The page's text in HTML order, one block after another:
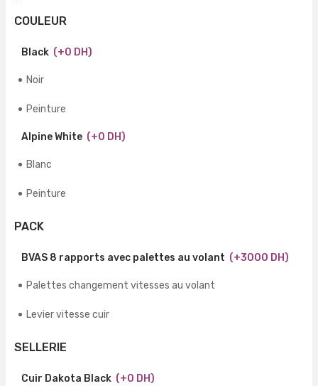
COULEUR
Black (+0 DH)
Noir
Peinture
Alpine White (+0 DH)
Blanc
Peinture
PACK
BVAS 8 rapports avec palettes au volant (+3000 DH)
Palettes changement vitesses au volant
Levier vitesse cuir
SELLERIE
Cuir Dakota Black (+0 DH)